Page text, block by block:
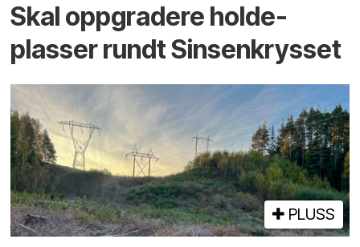
Skal oppgradere holde­
plasser rundt Sinsenkrysset
PLUSS